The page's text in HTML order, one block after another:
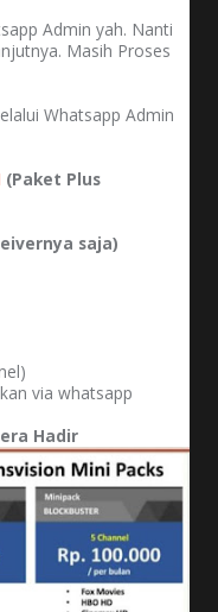
Admin yah. Nanti
Masih Proses
Whatsapp Admin
(Paket Plus
saja)
via whatsapp
Hadir